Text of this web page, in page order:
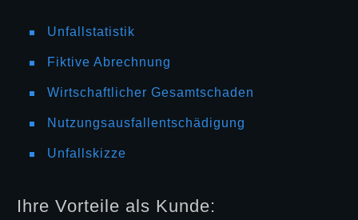
Unfallstatistik
Fiktive Abrechnung
Wirtschaftlicher Gesamtschaden
Nutzungsausfallentschädigung
Unfallskizze
Ihre Vorteile als Kunde: